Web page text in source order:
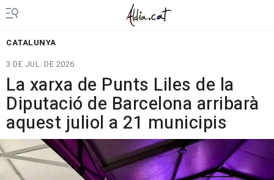
CATALUNYA
3 DE JUL. DE 2026
La xarxa de Punts Liles de la
Diputació de Barcelona arribarà
aquest juliol a 21 municipis